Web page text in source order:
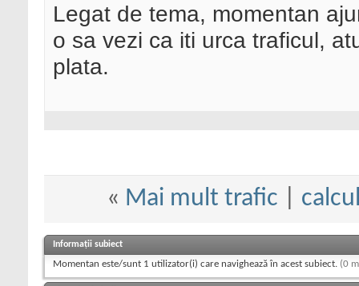
Legat de tema, momentan
o sa vezi ca iti urca traficul,
plata.
« Mai mult trafic
Informații subiect
Momentan este/sunt 1 utilizator(i) care navighează în acest subiect. (0